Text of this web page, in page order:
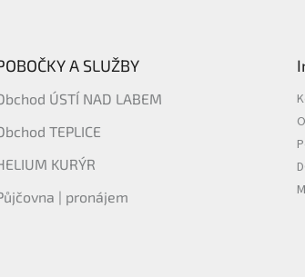
A SLUŽBY
ÚSTÍ NAD LABEM
TEPLICE
KURÝR
| pronájem